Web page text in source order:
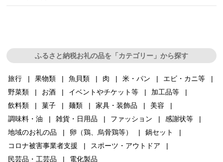
ふるさと納税お礼の品を「カテゴリー」から探す
旅行 果物類 魚貝類 肉 米・パン
エビ・カニ等
野菜類
お酒 イベントやチケット等
加工品等
飲料類
菓子 麺類 家具・装飾品
美容
調味料・油
雑貨・日用品 ファッション
感謝状等
地域のお礼の品
卵（鶏、烏骨鶏等）
鍋セット
コロナ被害事業者支援
スポーツ・アウトドア
民芸品・工芸品
電化製品